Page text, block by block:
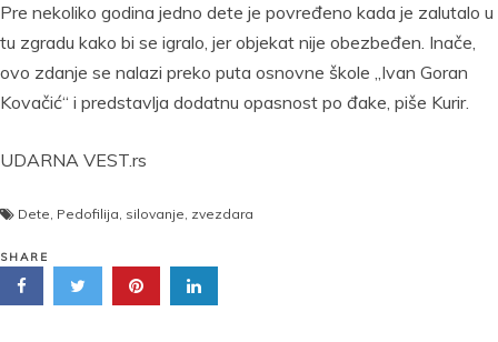
Pre nekoliko godina jedno dete je povređeno kada je zalutalo u
tu zgradu kako bi se igralo, jer objekat nije obezbeđen. Inače,
ovo zdanje se nalazi preko puta osnovne škole „Ivan Goran
Kovačić“ i predstavlja dodatnu opasnost po đake, piše Kurir.
UDARNA VEST.rs
Dete, Pedofilija, silovanje, zvezdara
SHARE